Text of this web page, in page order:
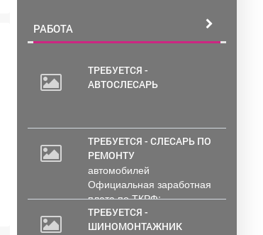
РАБОТА
ТРЕБУЕТСЯ -
АВТОСЛЕСАРЬ
ТРЕБУЕТСЯ - СЛЕСАРЬ ПО
РЕМОНТУ
автомобилей
Официальная заработная
плата по ТКРФ;
социальные гарантии и
уверенность в...
ТРЕБУЕТСЯ -
ШИНОМОНТАЖНИК